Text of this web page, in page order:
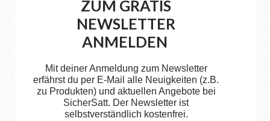
ZUM GRATIS
NEWSLETTER
ANMELDEN
Mit deiner Anmeldung zum Newsletter
erfährst du per E-Mail alle Neuigkeiten (z.B.
zu Produkten) und aktuellen Angebote bei
SicherSatt. Der Newsletter ist
selbstverständlich kostenfrei.